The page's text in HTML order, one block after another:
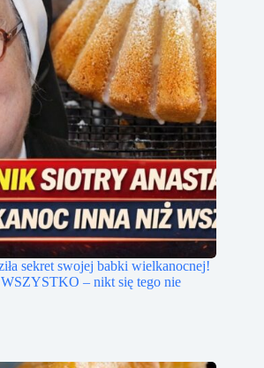
sekret swojej babki wielkanocnej!
WSZYSTKO – nikt się tego nie